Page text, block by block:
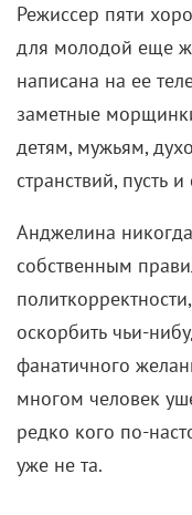
Режиссер пяти
для молодой еще
написана на ее
заметные
детям, мужьям,
странствий, пусть
Анджелина
собственным
оскорбить чьи-
фанатичного
многом человек
редко кого по-
уже не та.